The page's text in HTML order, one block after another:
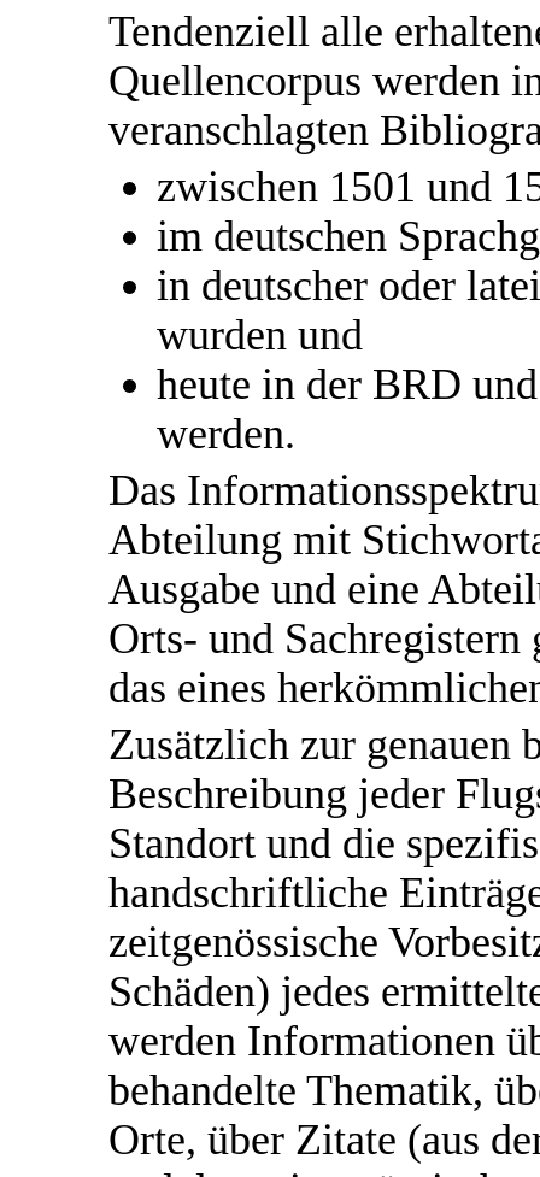
Tendenziell alle
Quellencorpus werden
veranschlagten
zwischen 1501 und
im deutschen
in deutscher oder
wurden und
heute in der BRD
werden.
Das
Abteilung mit
Ausgabe und eine
Orts- und
das eines
Zusätzlich zur genauen
Beschreibung jeder
Standort und die
handschriftliche
zeitgenössische
Schäden) jedes
werden Informationen
behandelte Thematik,
Orte, über Zitate (aus